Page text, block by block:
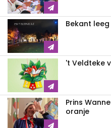
Bekant
't Veldteke
Prins
oranje